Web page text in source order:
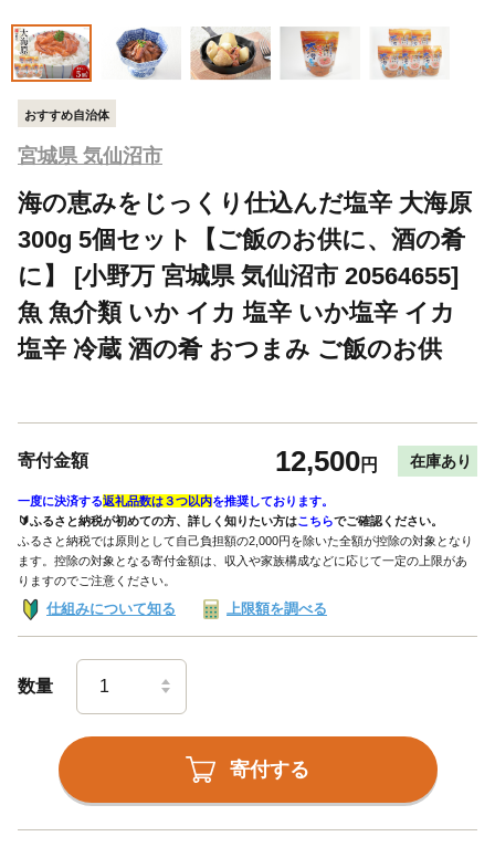
おすすめ自治体
宮城県 気仙沼市
海の恵みをじっくり仕込んだ塩辛 大海原
300g 5個セット【ご飯のお供に、酒の肴
に】 [小野万 宮城県 気仙沼市 20564655]
魚 魚介類 いか イカ 塩辛 いか塩辛 イカ
塩辛 冷蔵 酒の肴 おつまみ ご飯のお供
寄付金額 12,500円 在庫あり
一度に決済する返礼品数は３つ以内を推奨しております。
🔰ふるさと納税が初めての方、詳しく知りたい方はこちらでご確認ください。
ふるさと納税では原則として自己負担額の2,000円を除いた全額が控除の対象となり
ます。控除の対象となる寄付金額は、収入や家族構成などに応じて一定の上限があ
りますのでご注意ください。
仕組みについて知る 上限額を調べる
数量
寄付する